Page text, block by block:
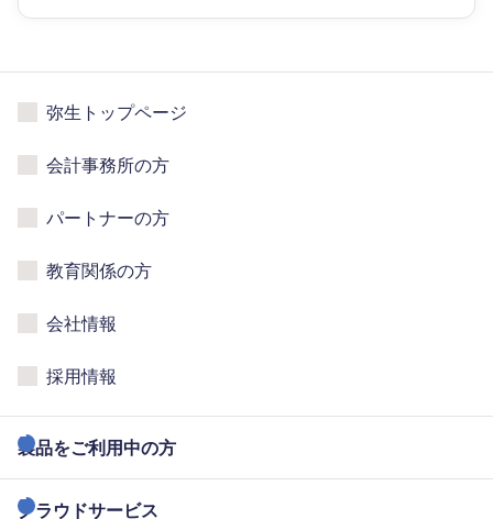
弥生トップページ
会計事務所の方
パートナーの方
教育関係の方
会社情報
採用情報
製品をご利用中の方
クラウドサービス